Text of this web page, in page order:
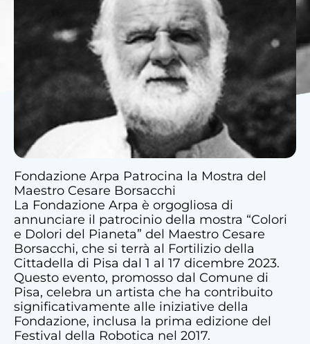
Fondazione Arpa Patrocina la Mostra del
Maestro Cesare Borsacchi
La Fondazione Arpa è orgogliosa di
annunciare il patrocinio della mostra “Colori
e Dolori del Pianeta” del Maestro Cesare
Borsacchi, che si terrà al Fortilizio della
Cittadella di Pisa dal 1 al 17 dicembre 2023.
Questo evento, promosso dal Comune di
Pisa, celebra un artista che ha contribuito
significativamente alle iniziative della
Fondazione, inclusa la prima edizione del
Festival della Robotica nel 2017.